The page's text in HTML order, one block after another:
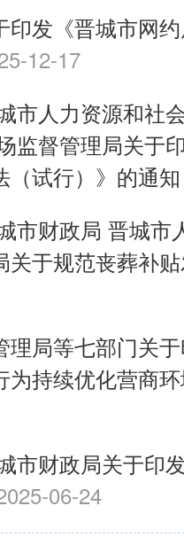
印发《晋城市网
12-17
市人力资源和社
监督管理局关于
（试行）》的通
市财政局 晋城市
关于规范丧葬补
理局等七部门关
为持续优化营商
市财政局关于印
06-24